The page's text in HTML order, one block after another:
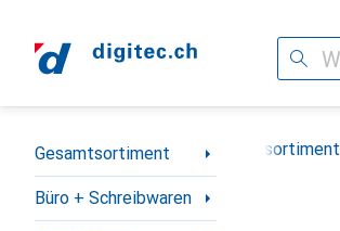
Suche
Navigation nach Kategorien
Gesamtsortiment
Büro + Schreibwaren
Gesamtsortiment